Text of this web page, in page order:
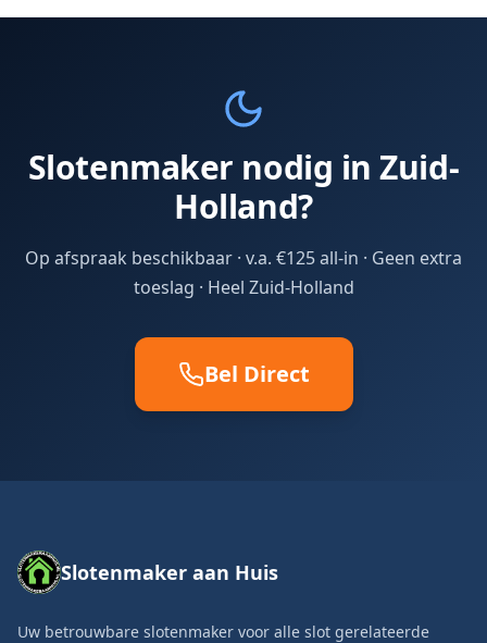
Slotenmaker nodig in Zuid-
Holland?
Op afspraak beschikbaar · v.a. €125 all-in · Geen extra
toeslag · Heel Zuid-Holland
Bel Direct
Slotenmaker aan Huis
Uw betrouwbare slotenmaker voor alle slot gerelateerde